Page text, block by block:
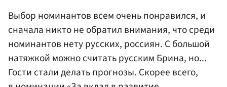
Выбор номинантов всем очень понравился, и
сначала никто не обратил внимания, что среди
номинантов нету русских, россиян. С большой
натяжкой можно считать русским Брина, но...
Гости стали делать прогнозы. Скорее всего,